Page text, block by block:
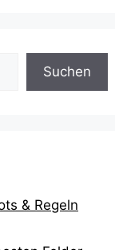
Suchen
& Regeln